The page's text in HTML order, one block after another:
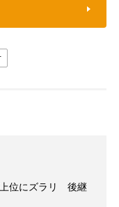
上位にズラリ 後継